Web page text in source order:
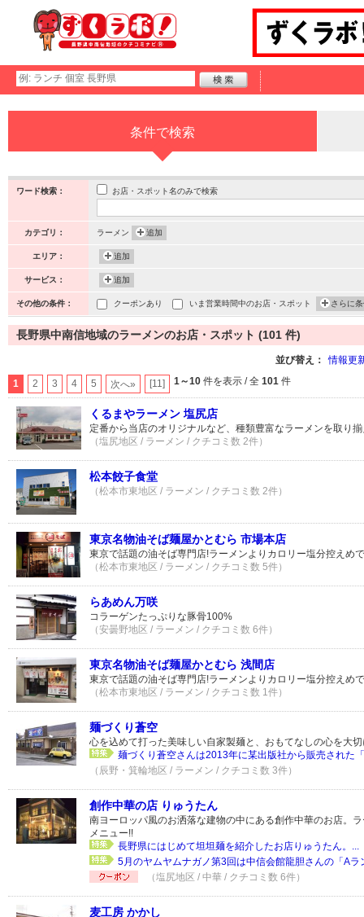
条件で検索
ワード検索： お店・スポット名のみで検索
カテゴリ： ラーメン 追加
エリア： 追加
サービス： 追加
その他の条件： クーポンあり いま営業時間中のお店・スポット さらに
長野県中南信地域のラーメンのお店・スポット (101 件)
並び替え： 情報更
1 2 3 4 5 次へ» [11] 1～10 件を表示 / 全 101 件
くるまやラーメン 塩尻店
定番から当店のオリジナルなど、種類豊富なラーメンを取り
（塩尻地区 / ラーメン / クチコミ数 2件）
松本餃子食堂
（松本市東地区 / ラーメン / クチコミ数 2件）
東京名物油そば麺屋かとむら 市場本店
東京で話題の油そば専門店!ラーメンよりカロリー塩分控えめ
（松本市東地区 / ラーメン / クチコミ数 5件）
らあめん万咲
コラーゲンたっぷりな豚骨100%
（安曇野地区 / ラーメン / クチコミ数 6件）
東京名物油そば麺屋かとむら 浅間店
東京で話題の油そば専門店!ラーメンよりカロリー塩分控えめ
（松本市東地区 / ラーメン / クチコミ数 1件）
麺づくり蒼空
心を込めて打った美味しい自家製麺と、おもてなしの心を大
麺づくり蒼空さんは2013年に某出版社から販売された
（辰野・箕輪地区 / ラーメン / クチコミ数 3件）
創作中華の店 りゅうたん
南ヨーロッパ風のお洒落な建物の中にある創作中華のお店。
メニュー!!
長野県にはじめて坦坦麺を紹介したお店りゅうたん。...
5月のヤムヤムナガノ第3回は中信会館龍胆さんの「Aラ
（塩尻地区 / 中華 / クチコミ数 6件）
麦工房 かかし